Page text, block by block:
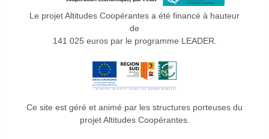
Le projet Altitudes Coopérantes a été financé à hauteur
de
141 025 euros par le programme LEADER.
Ce site est géré et animé par les structures porteuses du
projet Altitudes Coopérantes.